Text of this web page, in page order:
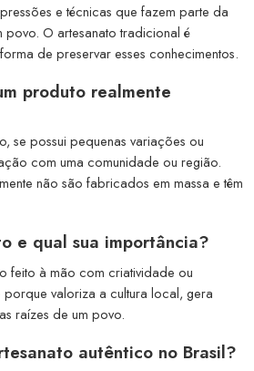
e técnicas que fazem parte da
O artesanato tradicional é
de preservar esses conhecimentos.
produto realmente
se possui pequenas variações ou
com uma comunidade ou região.
não são fabricados em massa e têm
e qual sua importância?
feito à mão com criatividade ou
valoriza a cultura local, gera
raízes de um povo.
autêntico no Brasil?